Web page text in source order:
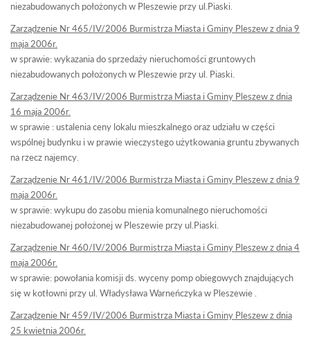
niezabudowanych położonych w Pleszewie przy ul.Piaski.
Zarządzenie Nr 465/IV/2006 Burmistrza Miasta i Gminy Pleszew z dnia 9
maja 2006r.
w sprawie: wykazania do sprzedaży nieruchomości gruntowych
niezabudowanych położonych w Pleszewie przy ul. Piaski.
Zarządzenie Nr 463/IV/2006 Burmistrza Miasta i Gminy Pleszew z dnia
16 maja 2006r.
w sprawie : ustalenia ceny lokalu mieszkalnego oraz udziału w części
wspólnej budynku i w prawie wieczystego użytkowania gruntu zbywanych
na rzecz najemcy.
Zarządzenie Nr 461/IV/2006 Burmistrza Miasta i Gminy Pleszew z dnia 9
maja 2006r.
w sprawie: wykupu do zasobu mienia komunalnego nieruchomości
niezabudowanej położonej w Pleszewie przy ul.Piaski.
Zarządzenie Nr 460/IV/2006 Burmistrza Miasta i Gminy Pleszew z dnia 4
maja 2006r.
w sprawie: powołania komisji ds. wyceny pomp obiegowych znajdujących
się w kotłowni przy ul. Władysława Warneńczyka w Pleszewie .
Zarządzenie Nr 459/IV/2006 Burmistrza Miasta i Gminy Pleszew z dnia
25 kwietnia 2006r.